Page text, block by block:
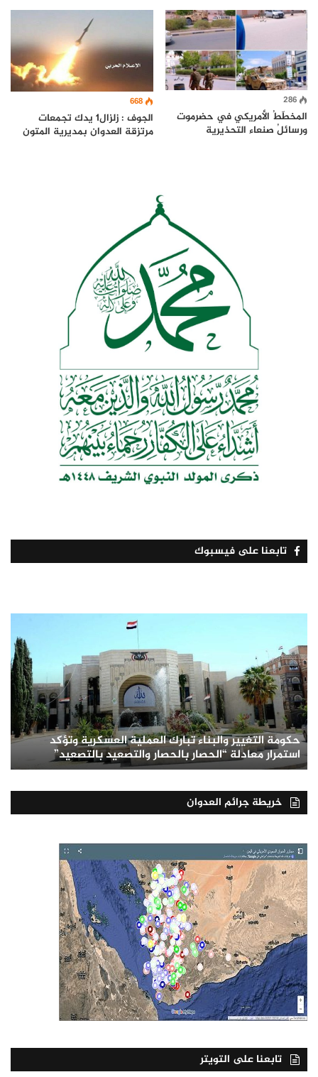
286
المخطّطُ الأمريكي في حضرموت
ورسائلُ صنعاء التحذيرية
668
الجوف : زلزال1 يدك تجمعات
مرتزقة العدوان بمديرية المتون
تابعنا على فيسبوك
حكومة التغيير والبناء تبارك العملية العسكرية وتؤكد
استمرار معادلة “الحصار بالحصار والتصعيد بالتصعيد”
خريطة جرائم العدوان
تابعنا على التويتر